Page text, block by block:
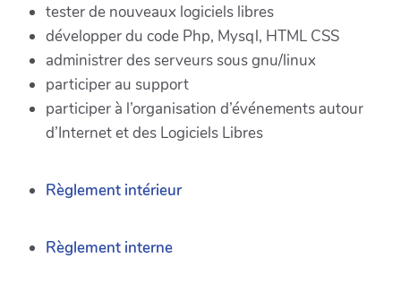
tester de nouveaux logiciels libres
développer du code Php, Mysql, HTML CSS
administrer des serveurs sous gnu/linux
participer au support
participer à l’organisation d’événements autour
d’Internet et des Logiciels Libres
Règlement intérieur
Règlement interne